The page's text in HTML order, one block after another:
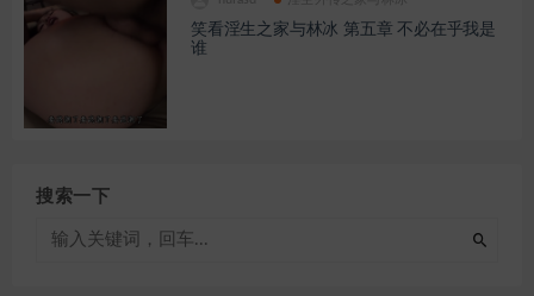
笑看淫生之家与林冰 第五章 不必在乎我是
谁
搜索一下